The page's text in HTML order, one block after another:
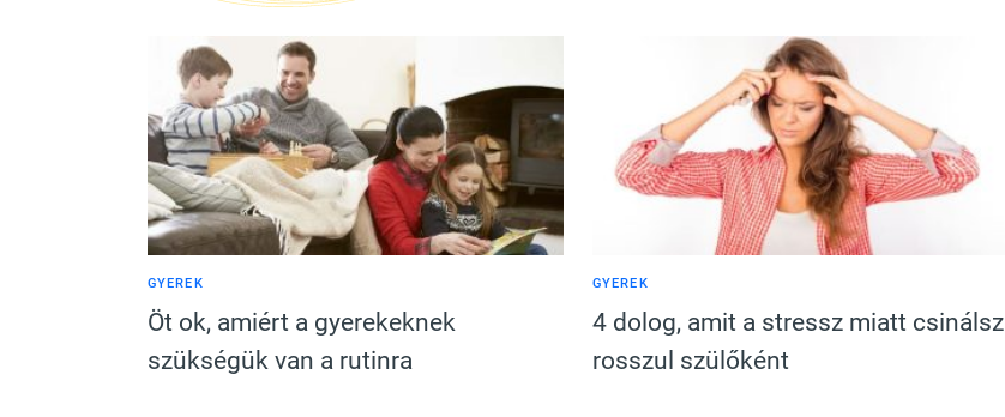
GYEREK
Öt ok, amiért a gyerekeknek
szükségük van a rutinra
GYEREK
4 dolog, amit a stressz miatt csinálsz
rosszul szülőként